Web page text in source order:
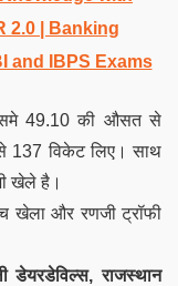
2.0 | Banking
and IBPS Exams
49.10 की औसत से
विकेट लिए। साथ
खेले है।
खेला और रणजी ट्रॉफी
डेयरडेविल्स, राजस्थान